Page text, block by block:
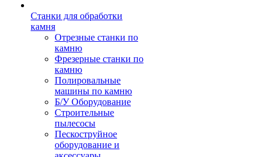
Станки для обработки
камня
Отрезные станки по
камню
Фрезерные станки по
камню
Полировальные
машины по камню
Б/У Оборудование
Строительные
пылесосы
Пескоструйное
оборудование и